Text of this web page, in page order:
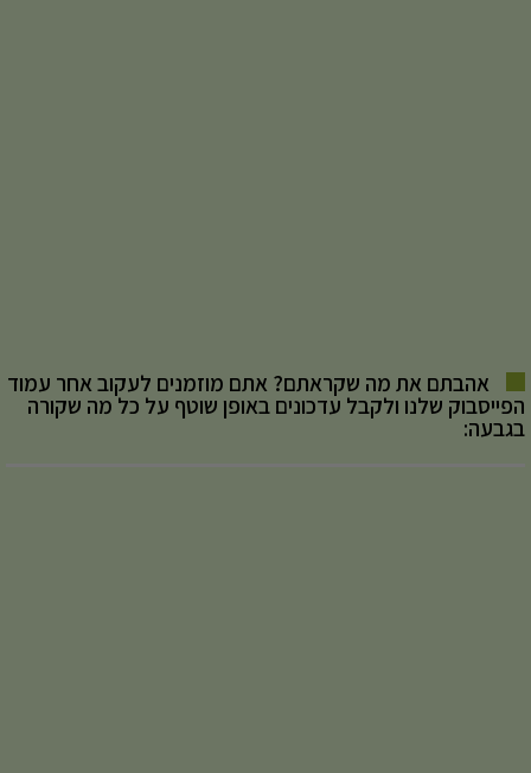
אהבתם את מה שקראתם? אתם מוזמנים לעקוב אחר עמוד
הפייסבוק שלנו ולקבל עדכונים באופן שוטף על כל מה שקורה
בגבעה: